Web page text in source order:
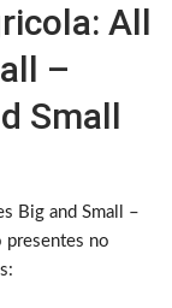
All
–
Small
Big and Small –
presentes no